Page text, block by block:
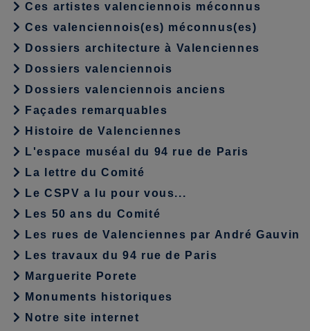
Ces artistes valenciennois méconnus
Ces valenciennois(es) méconnus(es)
Dossiers architecture à Valenciennes
Dossiers valenciennois
Dossiers valenciennois anciens
Façades remarquables
Histoire de Valenciennes
L'espace muséal du 94 rue de Paris
La lettre du Comité
Le CSPV a lu pour vous...
Les 50 ans du Comité
Les rues de Valenciennes par André Gauvin
Les travaux du 94 rue de Paris
Marguerite Porete
Monuments historiques
Notre site internet